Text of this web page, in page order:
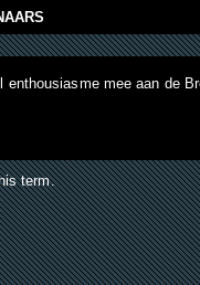
mee aan de
term.